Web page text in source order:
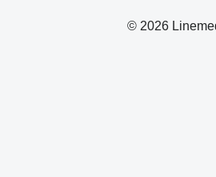
© 2026